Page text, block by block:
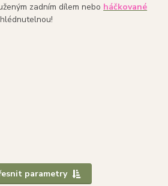
zadním dílem nebo háčkované
parametry